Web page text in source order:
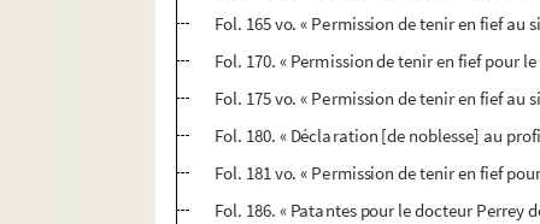
Fol. 165 vo. « Permission de tenir en fief
Fol. 170. « Permission de tenir en fief pour
Fol. 175 vo. « Permission de tenir en fief au
Fol. 180. « Déclaration [de noblesse] au
Fol. 181 vo. « Permission de tenir en fief
Fol. 186. « Patantes pour le docteur Perrey